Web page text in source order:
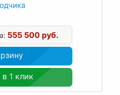
555 500 руб.
в 1 клик